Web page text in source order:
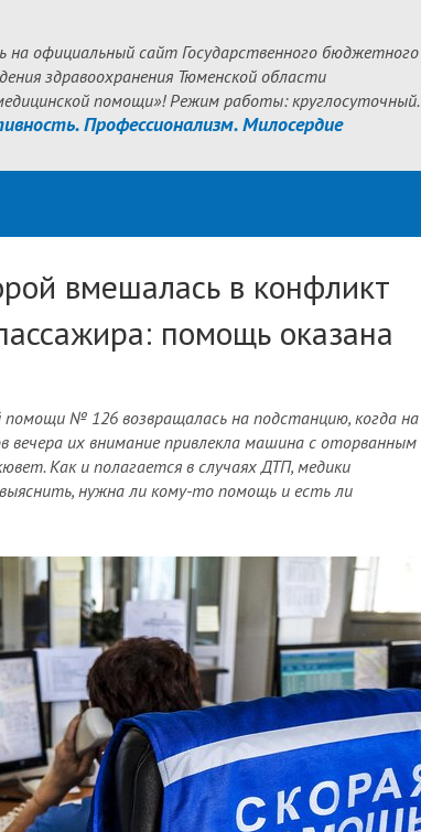
на официальный сайт Государственного бюджетного
здравоохранения Тюменской области
помощи»! Режим работы: круглосуточный.
Профессионализм. Милосердие
вмешалась в конфликт
помощь оказана
помощи № 126 возвращалась на подстанцию, когда на
вечера их внимание привлекла машина с оторванным
Как и полагается в случаях ДТП, медики
нужна ли кому-то помощь и есть ли